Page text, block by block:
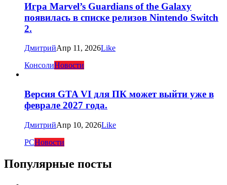
Игра Marvel’s Guardians of the Galaxy
появилась в списке релизов Nintendo Switch
2.
ДмитрийАпр 11, 2026Like
КонсолиНовости
Версия GTA VI для ПК может выйти уже в
феврале 2027 года.
ДмитрийАпр 10, 2026Like
PCНовости
Популярные посты